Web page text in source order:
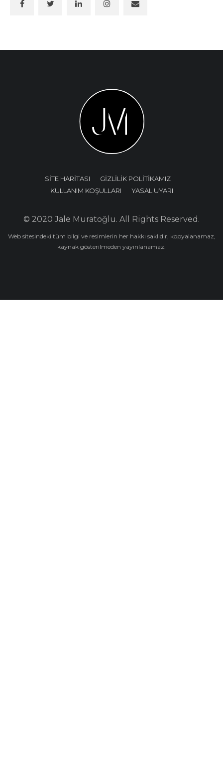
SİTE HARİTASI
GİZLİLİK POLİTİKAMIZ
KULLANIM KOŞULLARI
YASAL UYARI
© 2020 Jale Muratoğlu. All Rights Reserved.
Web sitesindeki tüm bilgi ve resimlerin her hakkı saklıdır, kopyalanamaz,
kaynak gösterilmeden yayınlanamaz.